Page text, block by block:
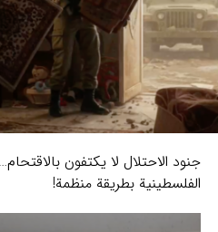
جنود الاحتلال لا يكتفون
الفلسطينية بطريقة منظمة!